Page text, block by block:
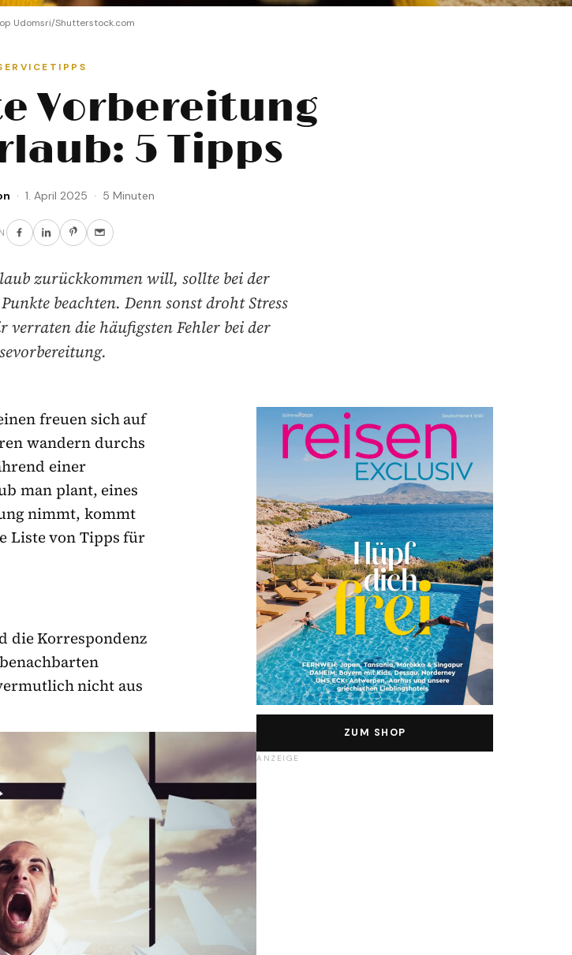
Udomsri/Shutterstock.com
Vorbereitung
5 Tipps
· 1. April 2025 · 5 Minuten
zurückkommen will, sollte bei der
beachten. Denn sonst droht Stress
verraten die häufigsten Fehler bei der
freuen sich auf
wandern durchs
einer
man plant, eines
nimmt, kommt
Liste von Tipps für
die Korrespondenz
nicht aus
ZUM SHOP
ANZEIGE